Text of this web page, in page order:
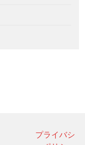
プライバシ